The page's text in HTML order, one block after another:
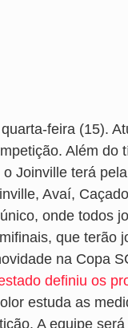
feira (15).
Além
Joinville terá
Avaí,
onde todos
que terão
na Copa
definiu os
estuda as
A equipe